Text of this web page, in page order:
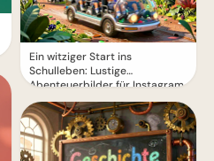
Ein witziger Start ins
Schulleben: Lustige
Abenteuerbilder für Instagram